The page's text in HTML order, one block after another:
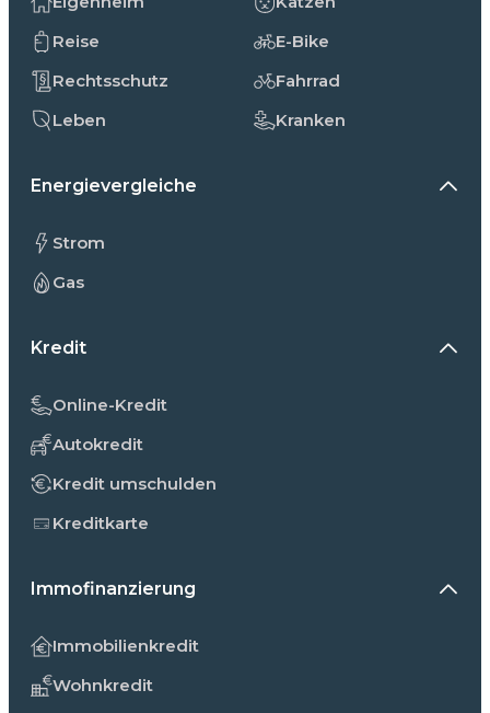
Reise
Rechtsschutz
Leben
E-Bike
Fahrrad
Kranken
Energievergleiche
Strom
Gas
Kredit
Online-Kredit
Autokredit
Kredit umschulden
Kreditkarte
Immofinanzierung
Immobilienkredit
Wohnkredit